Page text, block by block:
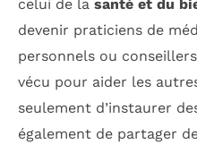
celui de la santé et du
devenir praticiens de
personnels ou
vécu pour aider les
seulement d’instaurer
également de partager